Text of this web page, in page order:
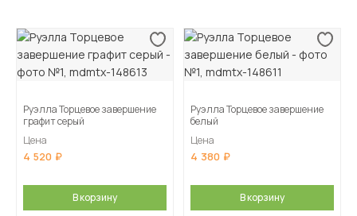
Руэлла Торцевое завершение
графит серый
Цена
4 520
В корзину
Руэлла Торцевое завершение
белый
Цена
4 380
В корзину